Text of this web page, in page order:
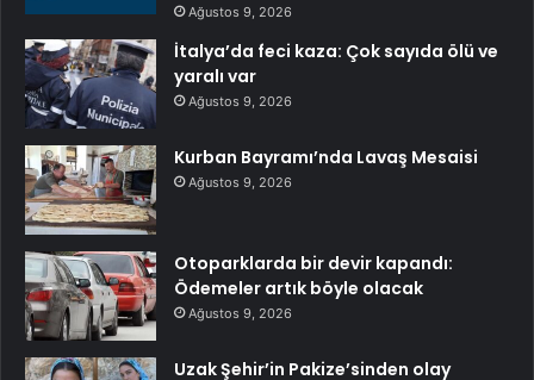
Ağustos 9, 2026
İtalya’da feci kaza: Çok sayıda ölü ve
yaralı var
Ağustos 9, 2026
Kurban Bayramı’nda Lavaş Mesaisi
Ağustos 9, 2026
Otoparklarda bir devir kapandı:
Ödemeler artık böyle olacak
Ağustos 9, 2026
Uzak Şehir’in Pakize’sinden olay